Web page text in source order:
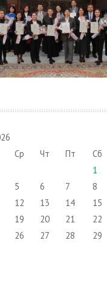
Ср Чт Пт Сб
1
5 6 7 8
12 13 14 15
19 20 21 22
26 27 28 29